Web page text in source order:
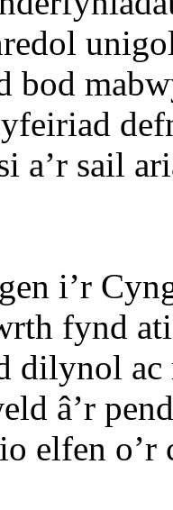
a’r sail
i’r
fynd
dilynol
â’r
elfen